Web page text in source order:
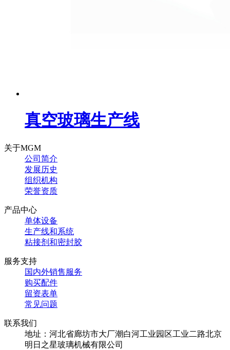
真空玻璃生产线
关于MGM
公司简介
发展历史
组织机构
荣誉资质
产品中心
单体设备
生产线和系统
粘接剂和密封胶
服务支持
国内外销售服务
购买配件
留资表单
常见问题
联系我们
地址：河北省廊坊市大厂潮白河工业园区工业二路北京
明日之星玻璃机械有限公司